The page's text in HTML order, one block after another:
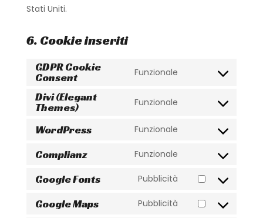
Stati Uniti.
6. Cookie inseriti
GDPR Cookie
Consent Funzionale
Consent
consent
Divi (Elegant
Themes) Funzionale
Consent
(elegant-
WordPress Funzionale
Consent
wordpress
Complianz Funzionale
Consent
complianz
Google Fonts Pubblicità
Consent
Google Maps Pubblicità
Consent